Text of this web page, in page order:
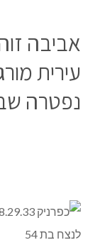
אביבה
עירית
נפטרה